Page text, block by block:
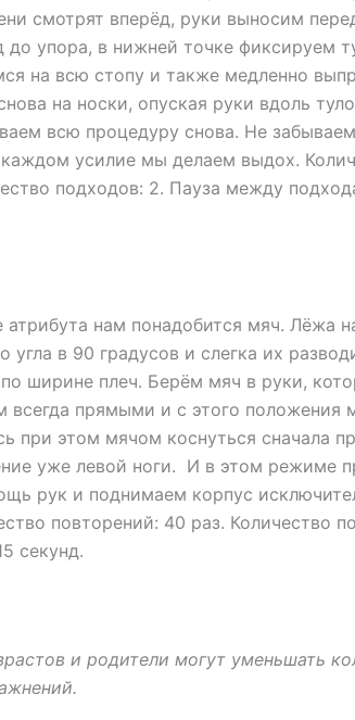
смотрят вперёд, руки выносим
упора, в нижней точке фиксируем
на всю стопу и также медленно
на носки, опуская руки вдоль
всю процедуру снова. Не
усилие мы делаем выдох.
подходов: 2. Пауза между
атрибута нам понадобится мяч. Лёжа
в 90 градусов и слегка их
ширине плеч. Берём мяч в руки,
всегда прямыми и с этого положения
при этом мячом коснуться сначала
уже левой ноги. И в этом режиме
рук и поднимаем корпус
повторений: 40 раз. Количество
секунд.
и родители могут уменьшать